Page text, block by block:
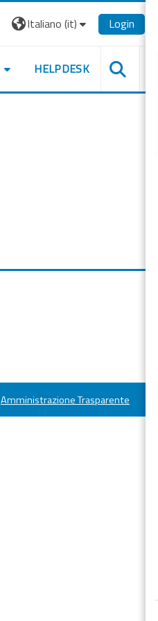
Italiano ‎(it)‎ Login
HELPDESK
Amministrazione Trasparente